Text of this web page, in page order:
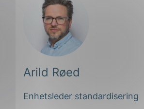
Arild Røed
Enhetsleder standardisering